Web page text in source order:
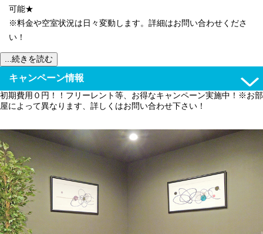
可能★
※料金や空室状況は日々変動します。詳細はお問い合わせくださ
い！
...続きを読む
キャンペーン情報
初期費用０円！！フリーレント等、お得なキャンペーン実施中！※お部
屋によって異なります、詳しくはお問い合わせ下さい！